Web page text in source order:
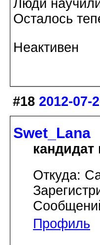
Люди
Осталось
Неактивен
#18 2012-07-
Swet_Lana
Откуда:
Профиль